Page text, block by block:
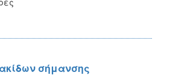
σήμανσης